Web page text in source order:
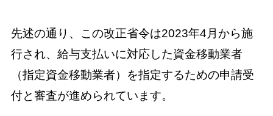
先述の通り、この改正省令は2023年4月から施
行され、給与支払いに対応した資金移動業者
（指定資金移動業者）を指定するための申請受
付と審査が進められています。